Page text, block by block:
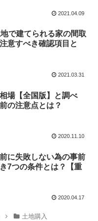
2021.04.09
で建てられる家の間取
意すべき確認項目と
2021.03.31
場【全国版】と調べ
の注意点とは？
2020.11.10
に失敗しない為の事前
7つの条件とは？【重
2020.04.17
土地購入